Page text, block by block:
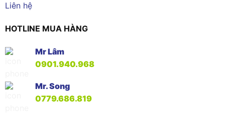
Liên hệ
HOTLINE MUA HÀNG
Mr Lâm
0901.940.968
Mr. Song
0779.686.819